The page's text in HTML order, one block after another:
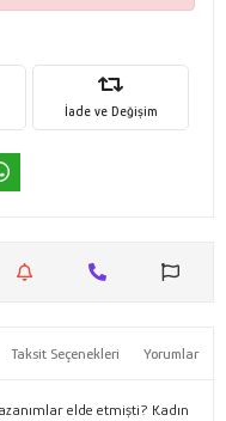
İade ve Değişim
Taksit Seçenekleri Yorumlar
elde etmişti? Kadın